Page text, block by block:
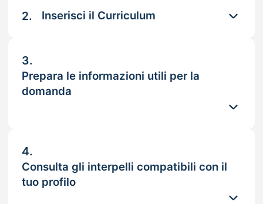
2. Inserisci il Curriculum
3.
Prepara le informazioni utili per la
domanda
4.
Consulta gli interpelli compatibili con il
tuo profilo